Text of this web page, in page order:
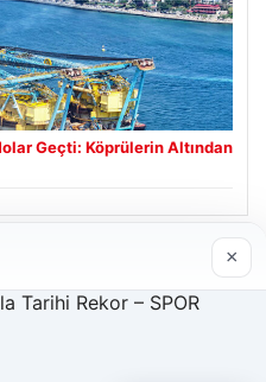
Geçti: Köprülerin Altından
×